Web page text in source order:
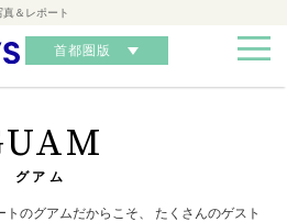
＆レポート
首都圏版
グアム
のグアムだからこそ、
たくさんのゲスト